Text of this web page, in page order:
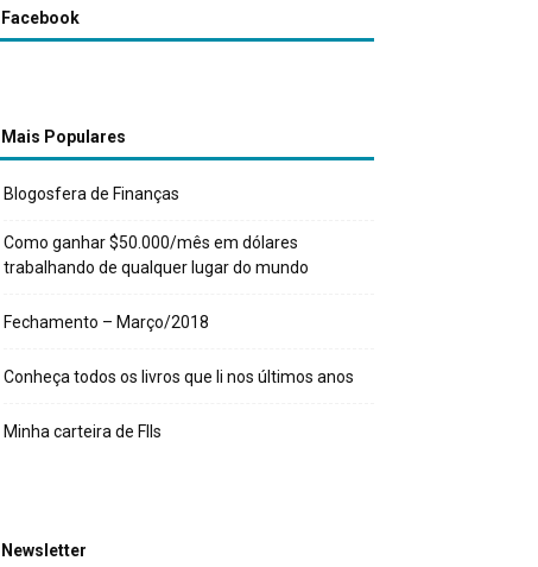
Facebook
Mais Populares
Blogosfera de Finanças
Como ganhar $50.000/mês em dólares
trabalhando de qualquer lugar do mundo
Fechamento – Março/2018
Conheça todos os livros que li nos últimos anos
Minha carteira de FIIs
Newsletter